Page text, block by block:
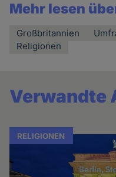
Mehr lesen
Großbritannien
Religionen
Verwandte
RELIGIONEN